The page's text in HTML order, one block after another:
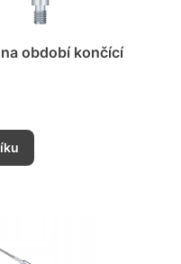
období končící